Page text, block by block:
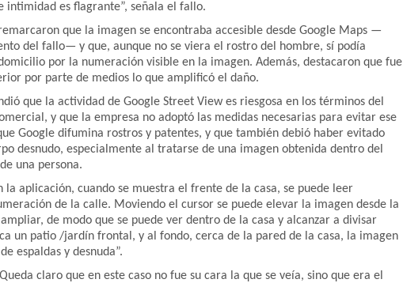
intimidad es flagrante”, señala el fallo.
que la imagen se encontraba accesible desde Google Maps —
del fallo— y que, aunque no se viera el rostro del hombre, sí podía
por la numeración visible en la imagen. Además, destacaron que fue
por parte de medios lo que amplificó el daño.
que la actividad de Google Street View es riesgosa en los términos del
y que la empresa no adoptó las medidas necesarias para evitar ese
Google difumina rostros y patentes, y que también debió haber evitado
desnudo, especialmente al tratarse de una imagen obtenida dentro del
una persona.
la aplicación, cuando se muestra el frente de la casa, se puede leer
de la calle. Moviendo el cursor se puede elevar la imagen desde la
de modo que se puede ver dentro de la casa y alcanzar a divisar
un patio /jardín frontal, y al fondo, cerca de la pared de la casa, la imagen
espaldas y desnuda”.
claro que en este caso no fue su cara la que se veía, sino que era el